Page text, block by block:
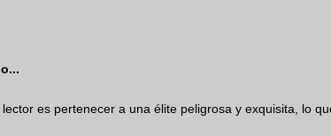
es pertenecer a una élite peligrosa y exquisita, lo